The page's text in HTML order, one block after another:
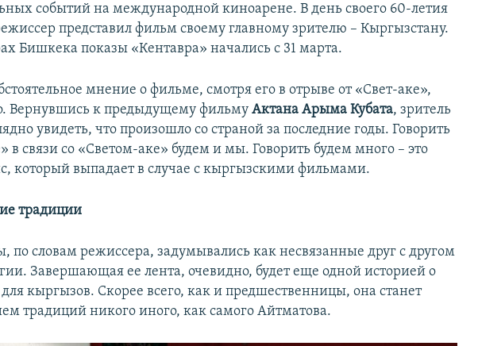
событий на международной киноарене. В день своего 60-летия
представил фильм своему главному зрителю – Кыргызстану.
Бишкека показы «Кентавра» начались с 31 марта.
мнение о фильме, смотря его в отрыве от «Свет-аке»,
Вернувшись к предыдущему фильмуАктана Арыма Кубата, зритель
увидеть, что произошло со страной за последние годы. Говорить
в связи со «Светом-аке» будем и мы. Говорить будем много – это
который выпадает в случае с кыргызскими фильмами.
традиции
по словам режиссера, задумывались как несвязанные друг с другом
Завершающая ее лента, очевидно, будет еще одной историей о
кыргызов. Скорее всего, как и предшественницы, она станет
традиций никого иного, как самого Айтматова.